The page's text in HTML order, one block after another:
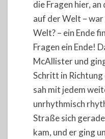
die Fragen hier,
auf der Welt –
Welt? – ein Ende
Fragen ein Ende!
McAllister und
Schritt in Richtung
sah mit jedem
unrhythmisch
Straße sich
kam, und er ging